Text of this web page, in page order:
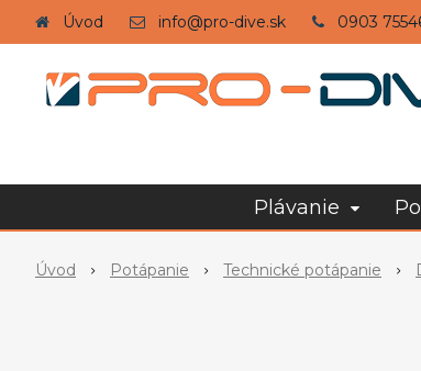
Úvod info@pro-dive.sk 0903
Plávanie
Úvod Potápanie Technické potápanie